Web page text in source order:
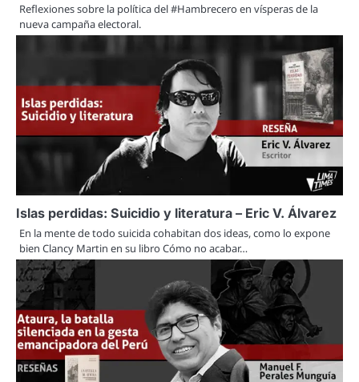
Reflexiones sobre la política del #Hambrecero en vísperas de la
nueva campaña electoral.
Islas perdidas: Suicidio y literatura – Eric V. Álvarez
En la mente de todo suicida cohabitan dos ideas, como lo expone
bien Clancy Martin en su libro Cómo no acabar…